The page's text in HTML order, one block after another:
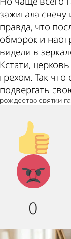
зажигала
правда, что
обморок и
видели в
Кстати,
грехом. Так что
подвергать
рождество святки
Палец
вверх!
0
Агрессия!
0